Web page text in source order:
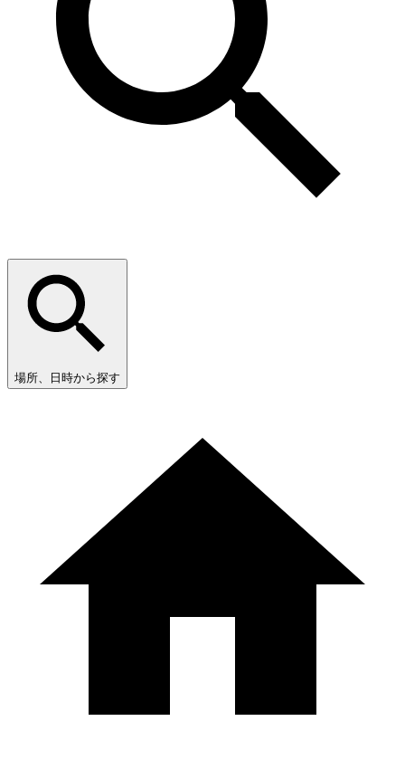
場所、日時から探す